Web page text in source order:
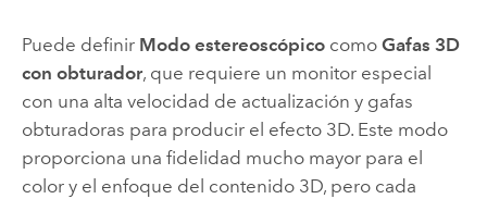
Puede definir Modo estereoscópicocomo Gafas 3D
con obturador, que requiere un monitor especial
con una alta velocidad de actualización y gafas
obturadoras para producir el efecto 3D. Este modo
proporciona una fidelidad mucho mayor para el
color y el enfoque del contenido 3D, pero cada